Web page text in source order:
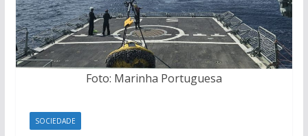
Foto: Marinha Portuguesa
SOCIEDADE